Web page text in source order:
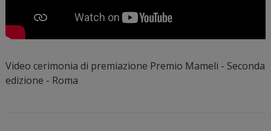
Video cerimonia di premiazione Premio Mameli - Seconda
edizione - Roma